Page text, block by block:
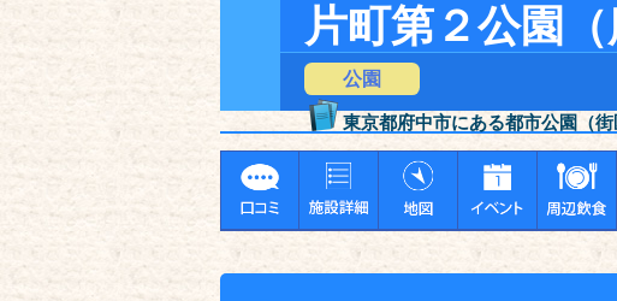
片町第２公園（
公園
東京都府中市にある都市公園（街